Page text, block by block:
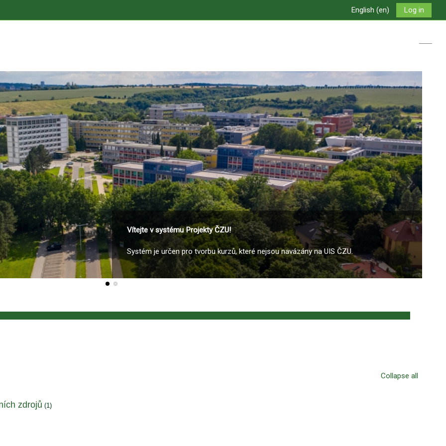
English ‎(en)‎ Log in
Vítejte v systému Projekty ČZU!
Systém je určen pro tvorbu kurzů, které nejsou navázány na UIS ČZU.
Collapse all
zdrojů (1)